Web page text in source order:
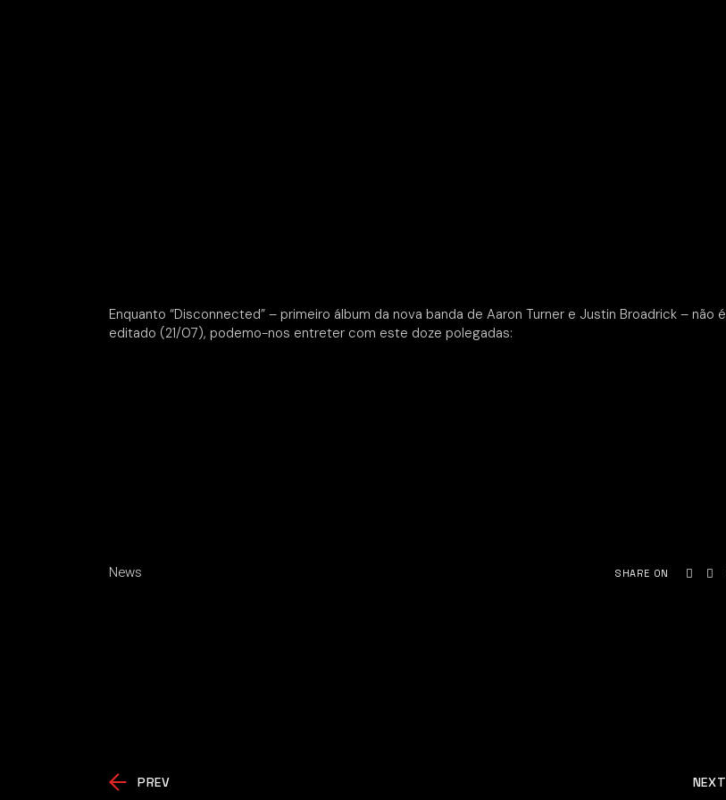
Enquanto “Disconnected” – primeiro álbum da nova banda de Aaron Turner e Justin Broadrick – não é
editado (21/07), podemo-nos entreter com este doze polegadas:
News SHARE ON
PREV NEXT